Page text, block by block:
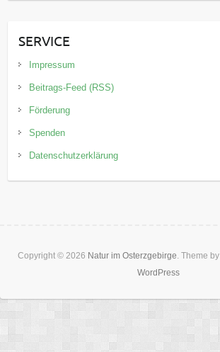
SERVICE
Impressum
Beitrags-Feed (RSS)
Förderung
Spenden
Datenschutzerklärung
Copyright © 2026 Natur im Osterzgebirge. Theme by
WordPress